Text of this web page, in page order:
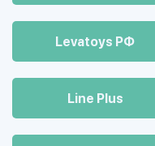
Levatoys РФ
Line Plus